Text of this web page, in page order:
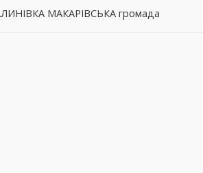
МАКАРІВСЬКА громада